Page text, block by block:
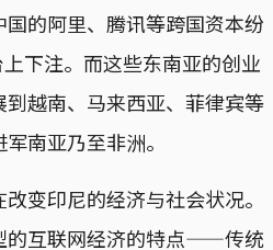
的阿里、腾讯等跨国资本纷
下注。而这些东南亚的创业
越南、马来西亚、菲律宾等
南亚乃至非洲。
变印尼的经济与社会状况。
的互联网经济的特点——传统